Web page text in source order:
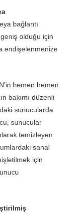
bağlantı
olduğu için
endişelenmenize
hemen hemen
bakımı düzenli
sunucularda
sunucular
temizleyen
sanal
için